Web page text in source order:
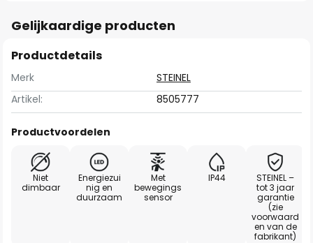
Gelijkaardige producten
Productdetails
Merk
STEINEL
Artikel:
8505777
Productvoordelen
Niet
dimbaar
Energiezui
nig en
duurzaam
Met
bewegings
sensor
IP44
STEINEL –
tot 3 jaar
garantie
(zie
voorwaard
en van de
fabrikant)